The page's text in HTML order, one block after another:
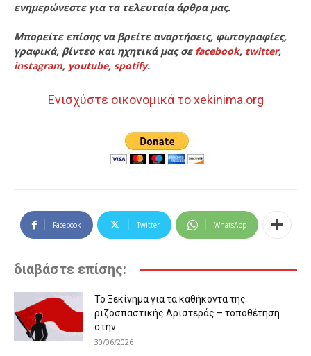
ενημερώνεστε για τα τελευταία άρθρα μας.
Μπορείτε επίσης να βρείτε αναρτήσεις, φωτογραφίες,
γραφικά, βίντεο και ηχητικά μας σε facebook, twitter,
instagram, youtube, spotify.
Ενισχύστε οικονομικά το xekinima.org
Facebook Twitter WhatsApp
διαβάστε επίσης:
Το Ξεκίνημα για τα καθήκοντα της
ριζοσπαστικής Αριστεράς – τοποθέτηση
στην...
30/06/2026